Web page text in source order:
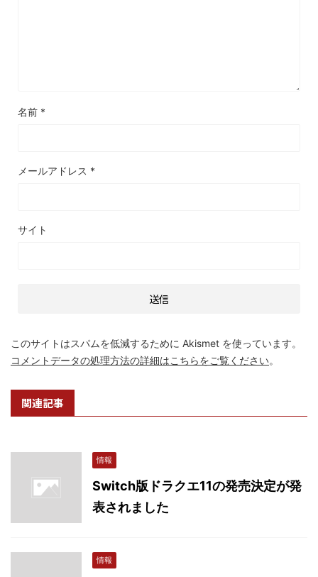
名前 *
メールアドレス *
サイト
このサイトはスパムを低減するために Akismet を使っています。
コメントデータの処理方法の詳細はこちらをご覧ください。
関連記事
情報
Switch版ドラクエ11の発売決定が発
表されました
情報